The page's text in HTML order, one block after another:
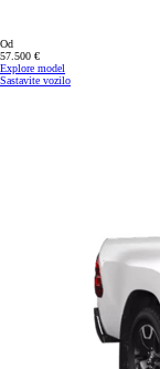
Od
57.500 €
Explore model
Sastavite vozilo